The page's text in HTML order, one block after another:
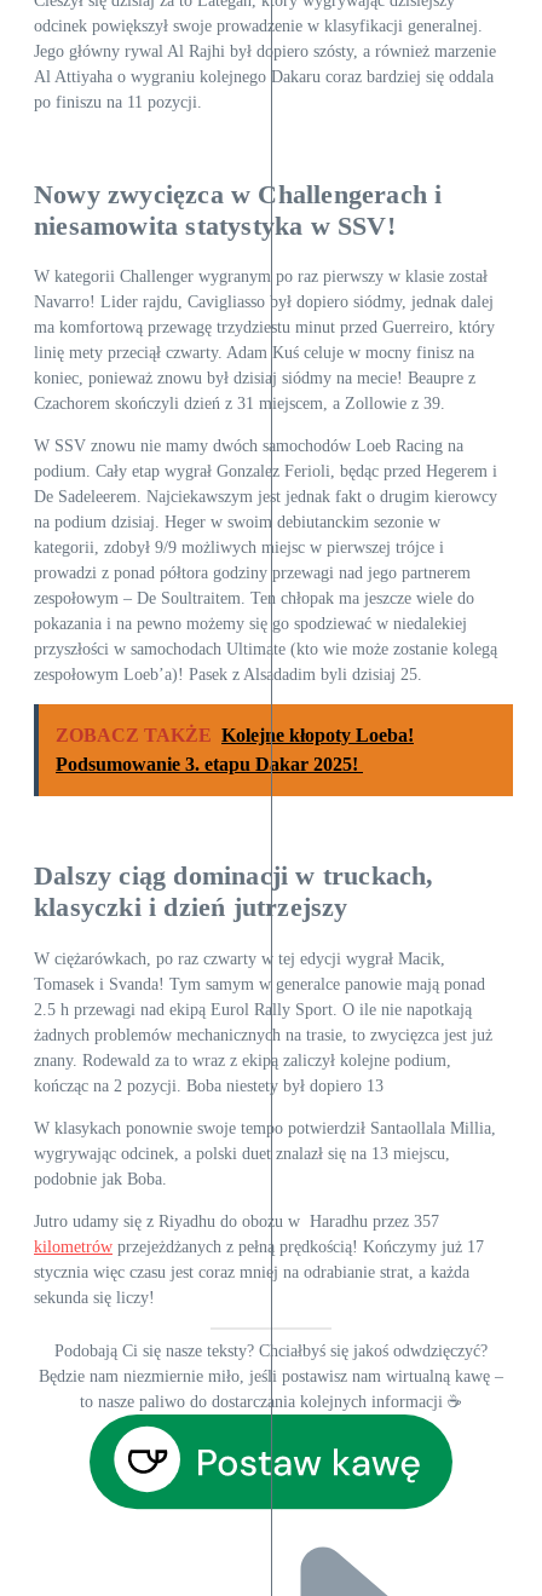
odcinek powiększył swoje prowadzenie w klasyfikacji generalnej.
Jego główny rywal Al Rajhi był dopiero szósty, a również marzenie
Al Attiyaha o wygraniu kolejnego Dakaru coraz bardziej się oddala
po finiszu na 11 pozycji.
Nowy zwycięzca w Challengerach i
niesamowita statystyka w SSV!
W kategorii Challenger wygranym po raz pierwszy w klasie został
Navarro! Lider rajdu, Cavigliasso był dopiero siódmy, jednak dalej
ma komfortową przewagę trzydziestu minut przed Guerreiro, który
linię mety przeciął czwarty. Adam Kuś celuje w mocny finisz na
koniec, ponieważ znowu był dzisiaj siódmy na mecie! Beaupre z
Czachorem skończyli dzień z 31 miejscem, a Zollowie z 39.
W SSV znowu nie mamy dwóch samochodów Loeb Racing na
podium. Cały etap wygrał Gonzalez Ferioli, będąc przed Hegerem i
De Sadeleerem. Najciekawszym jest jednak fakt o drugim kierowcy
na podium dzisiaj. Heger w swoim debiutanckim sezonie w
kategorii, zdobył 9/9 możliwych miejsc w pierwszej trójce i
prowadzi z ponad półtora godziny przewagi nad jego partnerem
zespołowym – De Soultraitem. Ten chłopak ma jeszcze wiele do
pokazania i na pewno możemy się go spodziewać w niedalekiej
przyszłości w samochodach Ultimate (kto wie może zostanie kolegą
zespołowym Loeb’a)! Pasek z Alsadadim byli dzisiaj 25.
ZOBACZ TAKŻE Kolejne kłopoty Loeba!
Podsumowanie 3. etapu Dakar 2025!
Dalszy ciąg dominacji w truckach,
klasyczki i dzień jutrzejszy
W ciężarówkach, po raz czwarty w tej edycji wygrał Macik,
Tomasek i Svanda! Tym samym w generalce panowie mają ponad
2.5 h przewagi nad ekipą Eurol Rally Sport. O ile nie napotkają
żadnych problemów mechanicznych na trasie, to zwycięzca jest już
znany. Rodewald za to wraz z ekipą zaliczył kolejne podium,
kończąc na 2 pozycji. Boba niestety był dopiero 13
W klasykach ponownie swoje tempo potwierdził Santaollala Millia,
wygrywając odcinek, a polski duet znalazł się na 13 miejscu,
podobnie jak Boba.
Jutro udamy się z Riyadhu do obozu w Haradhu przez 357
kilometrów przejeżdżanych z pełną prędkością! Kończymy już 17
stycznia więc czasu jest coraz mniej na odrabianie strat, a każda
sekunda się liczy!
Podobają Ci się nasze teksty? Chciałbyś się jakoś odwdzięczyć?
Będzie nam niezmiernie miło, jeśli postawisz nam wirtualną kawę –
to nasze paliwo do dostarczania kolejnych informacji ☕